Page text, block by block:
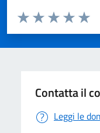
Valuta da 1 a 5 stelle la
Valuta 4
Valuta 3
Valuta 2 stelle
Valuta 1 stelle su 5
Contatta il
Leggi le